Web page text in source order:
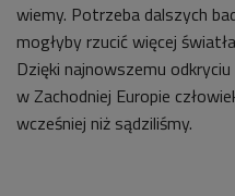
wiemy. Potrzeba dalszych
mogłyby rzucić więcej
Dzięki najnowszemu
w Zachodniej Europie
wcześniej niż sądziliśmy.